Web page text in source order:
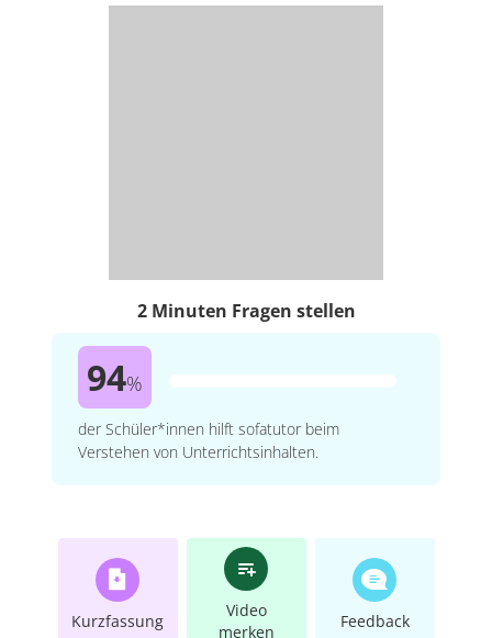
2 Minuten Fragen stellen
94%
der Schüler*innen hilft sofatutor beim
Verstehen von Unterrichtsinhalten.
Kurzfassung
Video
merken
Feedback